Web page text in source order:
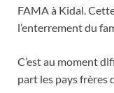
FAMA à Kidal.
l’enterrement du
C’est au moment
part les pays frères